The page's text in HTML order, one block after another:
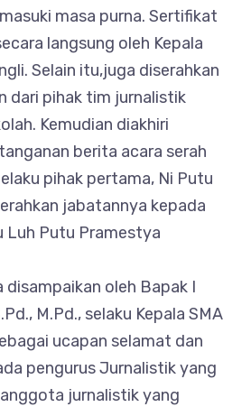
masa purna. Sertifikat
langsung oleh Kepala
Selain itu,juga diserahkan
dari pihak tim jurnalistik
Kemudian diakhiri
berita acara serah
pihak pertama, Ni Putu
jabatannya kepada
Luh Putu Pramestya
disampaikan oleh Bapak I
M.Pd., selaku Kepala SMA
ucapan selamat dan
pengurus Jurnalistik yang
jurnalistik yang